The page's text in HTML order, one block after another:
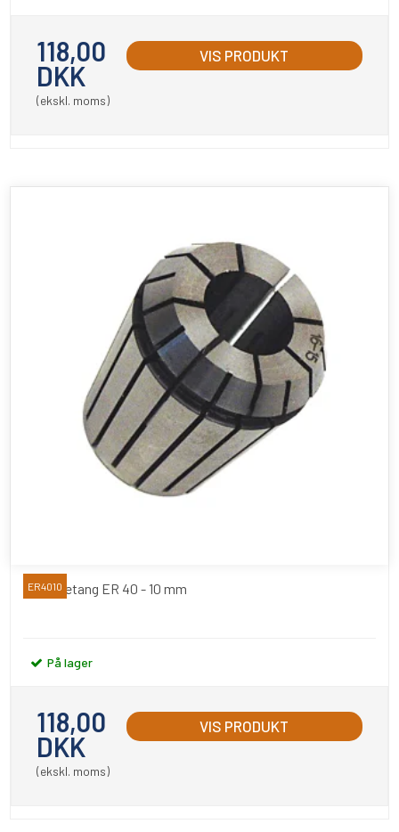
118,00
DKK
(ekskl. moms)
VIS PRODUKT
Spændetang ER 40 - 10 mm
ER4010
På lager
118,00
DKK
(ekskl. moms)
VIS PRODUKT